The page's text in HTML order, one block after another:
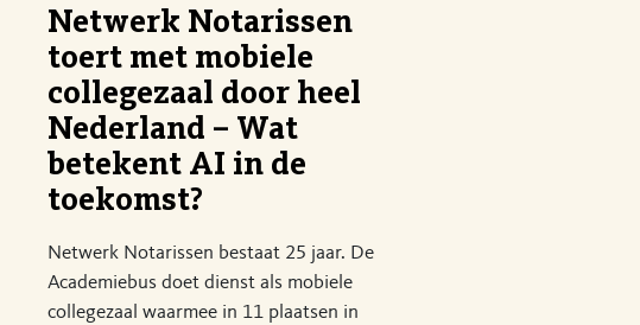
Netwerk Notarissen
toert met mobiele
collegezaal door heel
Nederland – Wat
betekent AI in de
toekomst?
Netwerk Notarissen bestaat 25 jaar. De
Academiebus doet dienst als mobiele
collegezaal waarmee in 11 plaatsen in